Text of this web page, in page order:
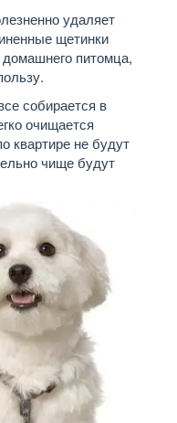
удаляет
щетинки
питомца,
собирается в
очищается
квартире не будут
чище будут